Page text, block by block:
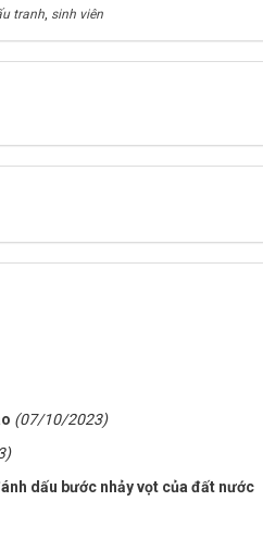
tranh, sinh viên
(07/10/2023)
dấu bước nhảy vọt của đất nước